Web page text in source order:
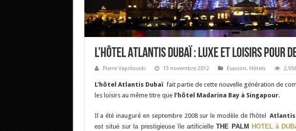
L’hôtel Atlantis Dubaï : luxe et loisirs pour
Pierre Vaprilovski 13 novembre 2012 Evasion, Hôtels
L’hôtel Atlantis Dubaïfait partie de cette nouvelle génération de
les loisirs au même titre que l’hôtel Madarina Bay à Singapour.
Il a été inauguré en septembre 2008 sur le modèle de l’hôtel Atlantis
est situé sur la prestigieuse île artificielleTHE PALM HOTEL à